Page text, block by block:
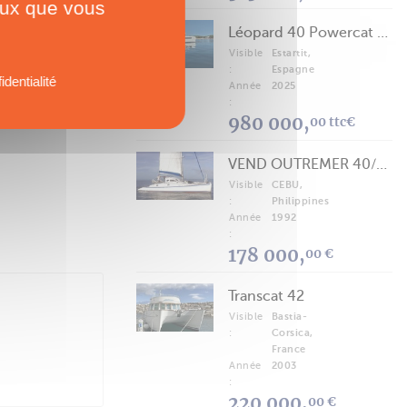
Léopard 40 Powercat 2025
Visible
:
Estartit,
Espagne
Année
:
2025
980 000,00 ttc€
VEND OUTREMER 40/43 (FREE LANCE)
Visible
:
CEBU,
Philippines
Année
:
1992
178 000,00 €
Transcat 42
Visible
:
Bastia-
Corsica,
France
Année
:
2003
00 €
que vous